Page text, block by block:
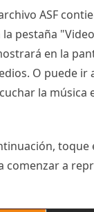
ASF
pestaña
en la
O puede ir
la música
toque
comenzar a